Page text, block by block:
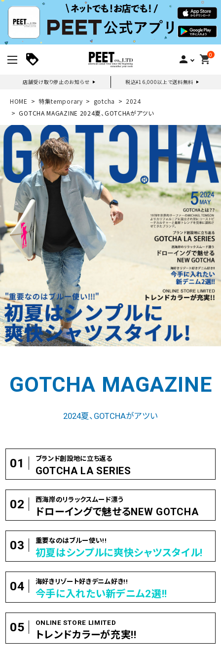
person 0
shopping_cart
店舗受け取り停止のお知らせ 税込¥16,000以上で送料無料
新規会員登録｜ログイン
ご利用ガイド
search
詳しい条件から探す
HOME 特集temporary gotcha
2024
GOTCHA MAGAZINE 2024夏、GOTCHAがアツい
GOTCHA MAGAZINE
2024夏、GOTCHAがアツい
01 ブランド創設地に立ち返る
GOTCHA LA SERIES
02 西海岸のリラックスムード漂う
ドローイングで魅せるNEW GOTCHA
03 重要なのはブルー使い!!
初夏はシンプルに爽快シャツスタイル!
04 海好きリゾート好きデニム好き!!
今手に入れたい新デニム2選!!
05 ONLINE STORE LIMITED
トレンドカラーが充実!!